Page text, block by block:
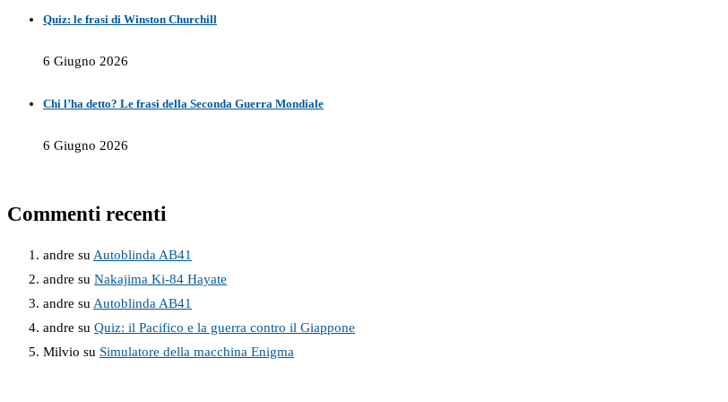
Quiz: le frasi di Winston Churchill
6 Giugno 2026
Chi l’ha detto? Le frasi della Seconda Guerra Mondiale
6 Giugno 2026
Commenti recenti
andre su Autoblinda AB41
andre su Nakajima Ki-84 Hayate
andre su Autoblinda AB41
andre su Quiz: il Pacifico e la guerra contro il Giappone
Milvio su Simulatore della macchina Enigma